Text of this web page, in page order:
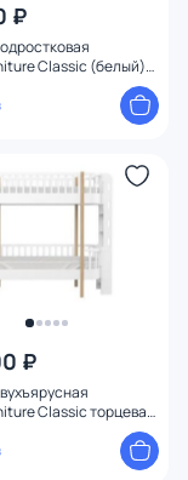
₽
Classic (белый)
₽
Classic торцевая